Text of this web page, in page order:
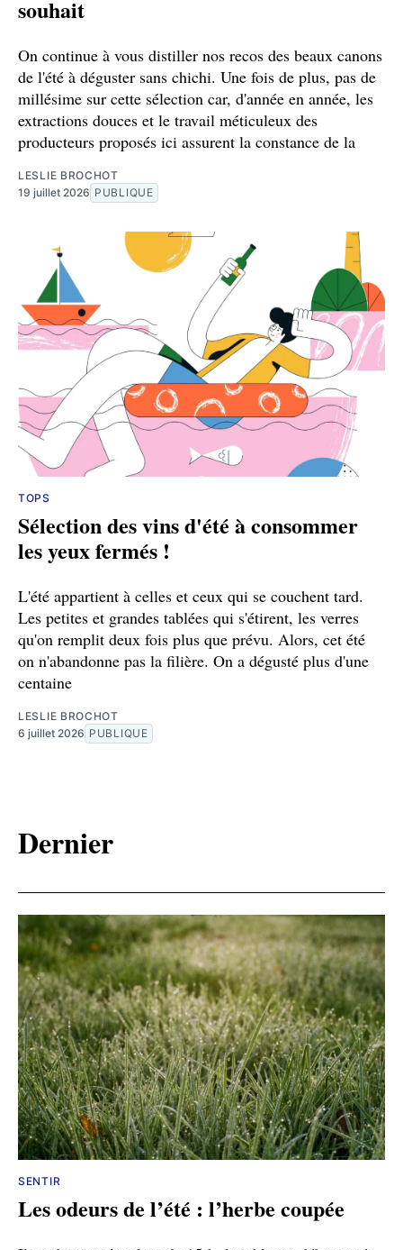
souhait
On continue à vous distiller nos recos des beaux canons
de l'été à déguster sans chichi. Une fois de plus, pas de
millésime sur cette sélection car, d'année en année, les
extractions douces et le travail méticuleux des
producteurs proposés ici assurent la constance de la
LESLIE BROCHOT
19 juillet 2026 PUBLIQUE
TOPS
Sélection des vins d'été à consommer
les yeux fermés !
L'été appartient à celles et ceux qui se couchent tard.
Les petites et grandes tablées qui s'étirent, les verres
qu'on remplit deux fois plus que prévu. Alors, cet été
on n'abandonne pas la filière. On a dégusté plus d'une
centaine
LESLIE BROCHOT
6 juillet 2026 PUBLIQUE
Dernier
SENTIR
Les odeurs de l’été : l’herbe coupée